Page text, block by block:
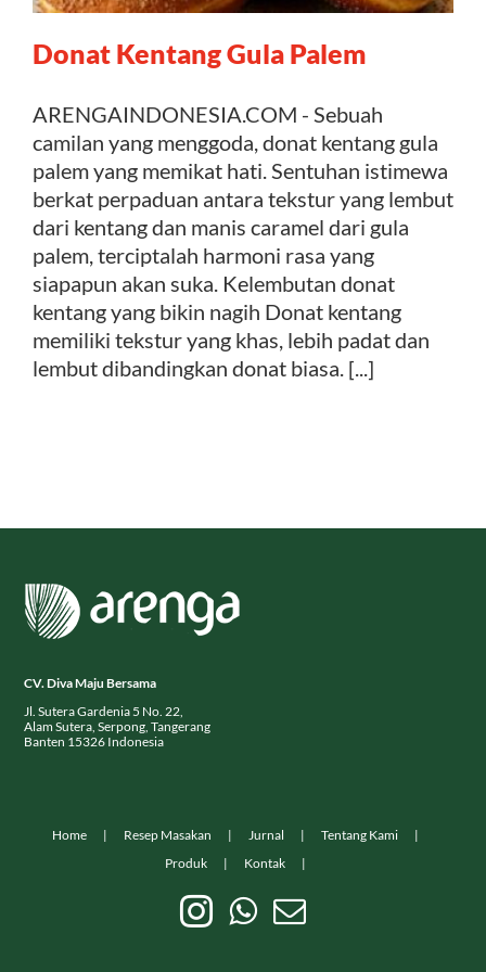
Kontak
Donat Kentang Gula Palem
ARENGAINDONESIA.COM - Sebuah
camilan yang menggoda, donat kentang gula
palem yang memikat hati. Sentuhan istimewa
berkat perpaduan antara tekstur yang lembut
dari kentang dan manis caramel dari gula
palem, terciptalah harmoni rasa yang
siapapun akan suka. Kelembutan donat
kentang yang bikin nagih Donat kentang
memiliki tekstur yang khas, lebih padat dan
lembut dibandingkan donat biasa. [...]
CV. Diva Maju Bersama
Jl. Sutera Gardenia 5 No. 22,
Alam Sutera, Serpong, Tangerang
Banten 15326 Indonesia
Home Resep Masakan Jurnal
Tentang Kami
Produk
Kontak